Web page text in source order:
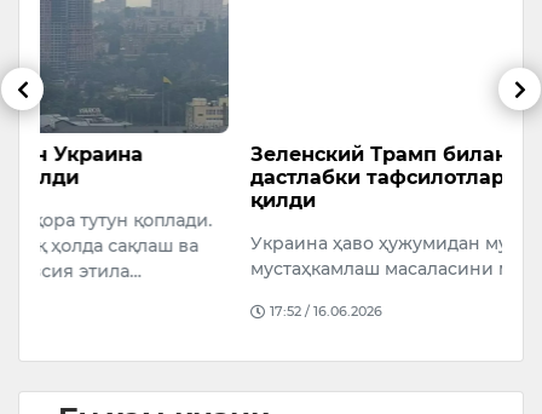
Зеленский Трамп билан учрашувнинг
дастлабки тафсилотларини маълум
Украина ҳаво ҳужумидан мудофаа тизимини
мустаҳкамлаш масаласини муҳокама қилдик.